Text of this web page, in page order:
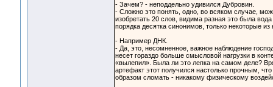
- Зачем? - неподдельно удивился Дубровин.
- Сложно это понять, одно, во всяком случае,
изобретать 20 слов, видима разная это была
порядка десятка синонимов, только некоторые
- Например ДНК.
- Да, это, несомненное, важное наблюдение
несет гораздо больше смысловой нагрузки в
«вылепил». Была ли это лепка на самом деле?
артефакт этот получился настолько прочным,
образом сломать - никакому физическому